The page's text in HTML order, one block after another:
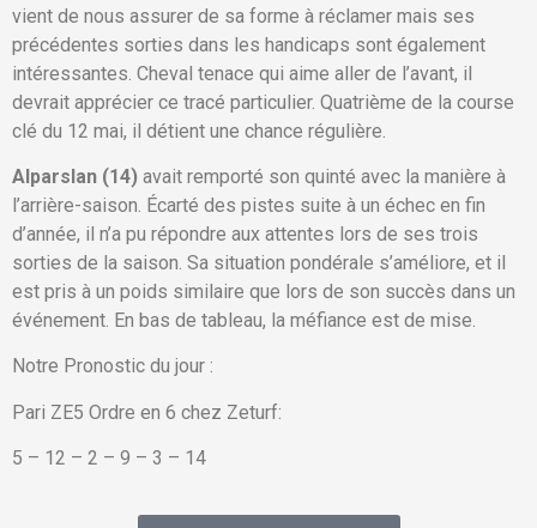
vient de nous assurer de sa forme à réclamer mais ses
précédentes sorties dans les handicaps sont également
intéressantes. Cheval tenace qui aime aller de l’avant, il
devrait apprécier ce tracé particulier. Quatrième de la course
clé du 12 mai, il détient une chance régulière.
Alparslan (14) avait remporté son quinté avec la manière à
l’arrière-saison. Écarté des pistes suite à un échec en fin
d’année, il n’a pu répondre aux attentes lors de ses trois
sorties de la saison. Sa situation pondérale s’améliore, et il
est pris à un poids similaire que lors de son succès dans un
événement. En bas de tableau, la méfiance est de mise.
Notre Pronostic du jour :
Pari ZE5 Ordre en 6 chez Zeturf:
5 – 12 – 2 – 9 – 3 – 14